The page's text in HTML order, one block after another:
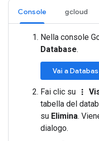
Console gcloud
Nella console
Database.
Vai a
Fai clic su more_vert
tabella del
su Elimina.
dialogo.